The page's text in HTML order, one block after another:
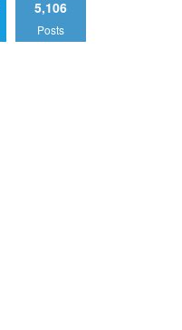
5,106
Posts